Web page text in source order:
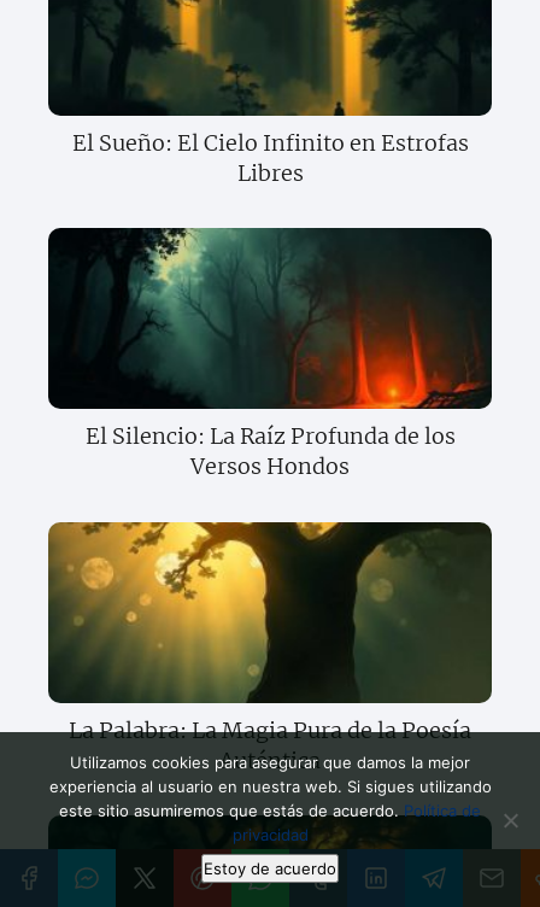
El Sueño: El Cielo Infinito en Estrofas
Libres
El Silencio: La Raíz Profunda de los
Versos Hondos
La Palabra: La Magia Pura de la Poesía
Auténtica
Utilizamos cookies para asegurar que damos la mejor
experiencia al usuario en nuestra web. Si sigues utilizando
este sitio asumiremos que estás de acuerdo. Política de
privacidad
Estoy de acuerdo